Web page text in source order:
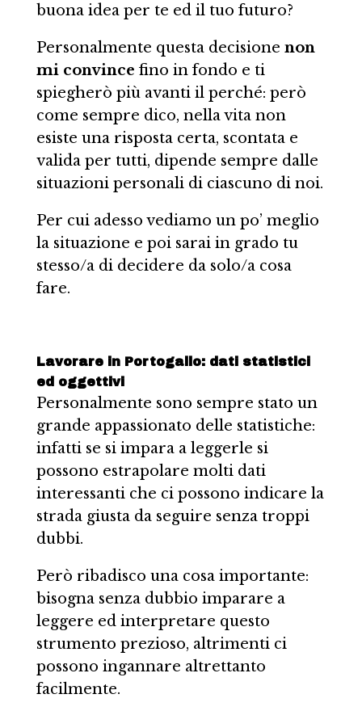
buona idea per te ed il tuo futuro?
Personalmente questa decisione non
mi convince fino in fondo e ti
spiegherò più avanti il perché: però
come sempre dico, nella vita non
esiste una risposta certa, scontata e
valida per tutti, dipende sempre dalle
situazioni personali di ciascuno di noi.
Per cui adesso vediamo un po’ meglio
la situazione e poi sarai in grado tu
stesso/a di decidere da solo/a cosa
fare.
Lavorare in Portogallo: dati statistici
ed oggettivi
Personalmente sono sempre stato un
grande appassionato delle statistiche:
infatti se si impara a leggerle si
possono estrapolare molti dati
interessanti che ci possono indicare la
strada giusta da seguire senza troppi
dubbi.
Però ribadisco una cosa importante:
bisogna senza dubbio imparare a
leggere ed interpretare questo
strumento prezioso, altrimenti ci
possono ingannare altrettanto
facilmente.